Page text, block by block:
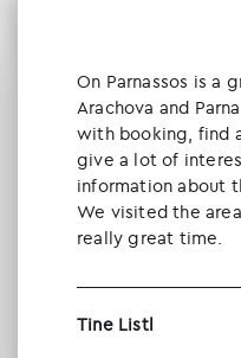
Οn Parnassos is a
Arachova and
with booking, find
give a lot of
information about
We visited the
really great time.
Tine Listl